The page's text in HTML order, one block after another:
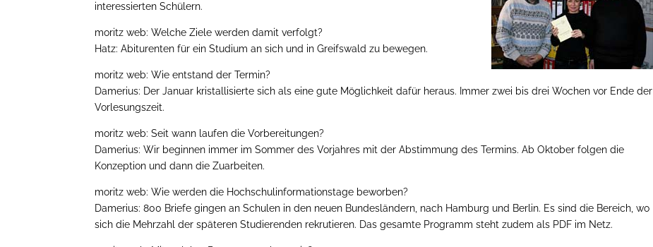
interessierten Schülern.
moritz web: Welche Ziele werden damit verfolgt?
Hatz: Abiturenten für ein Studium an sich und in Greifswald zu bewegen.
moritz web: Wie entstand der Termin?
Damerius: Der Januar kristallisierte sich als eine gute Möglichkeit dafür heraus. Immer zwei bis drei Wochen vor Ende der
Vorlesungszeit.
moritz web: Seit wann laufen die Vorbereitungen?
Damerius: Wir beginnen immer im Sommer des Vorjahres mit der Abstimmung des Termins. Ab Oktober folgen die
Konzeption und dann die Zuarbeiten.
moritz web: Wie werden die Hochschulinformationstage beworben?
Damerius: 800 Briefe gingen an Schulen in den neuen Bundesländern, nach Hamburg und Berlin. Es sind die Bereich, wo
sich die Mehrzahl der späteren Studierenden rekrutieren. Das gesamte Programm steht zudem als PDF im Netz.